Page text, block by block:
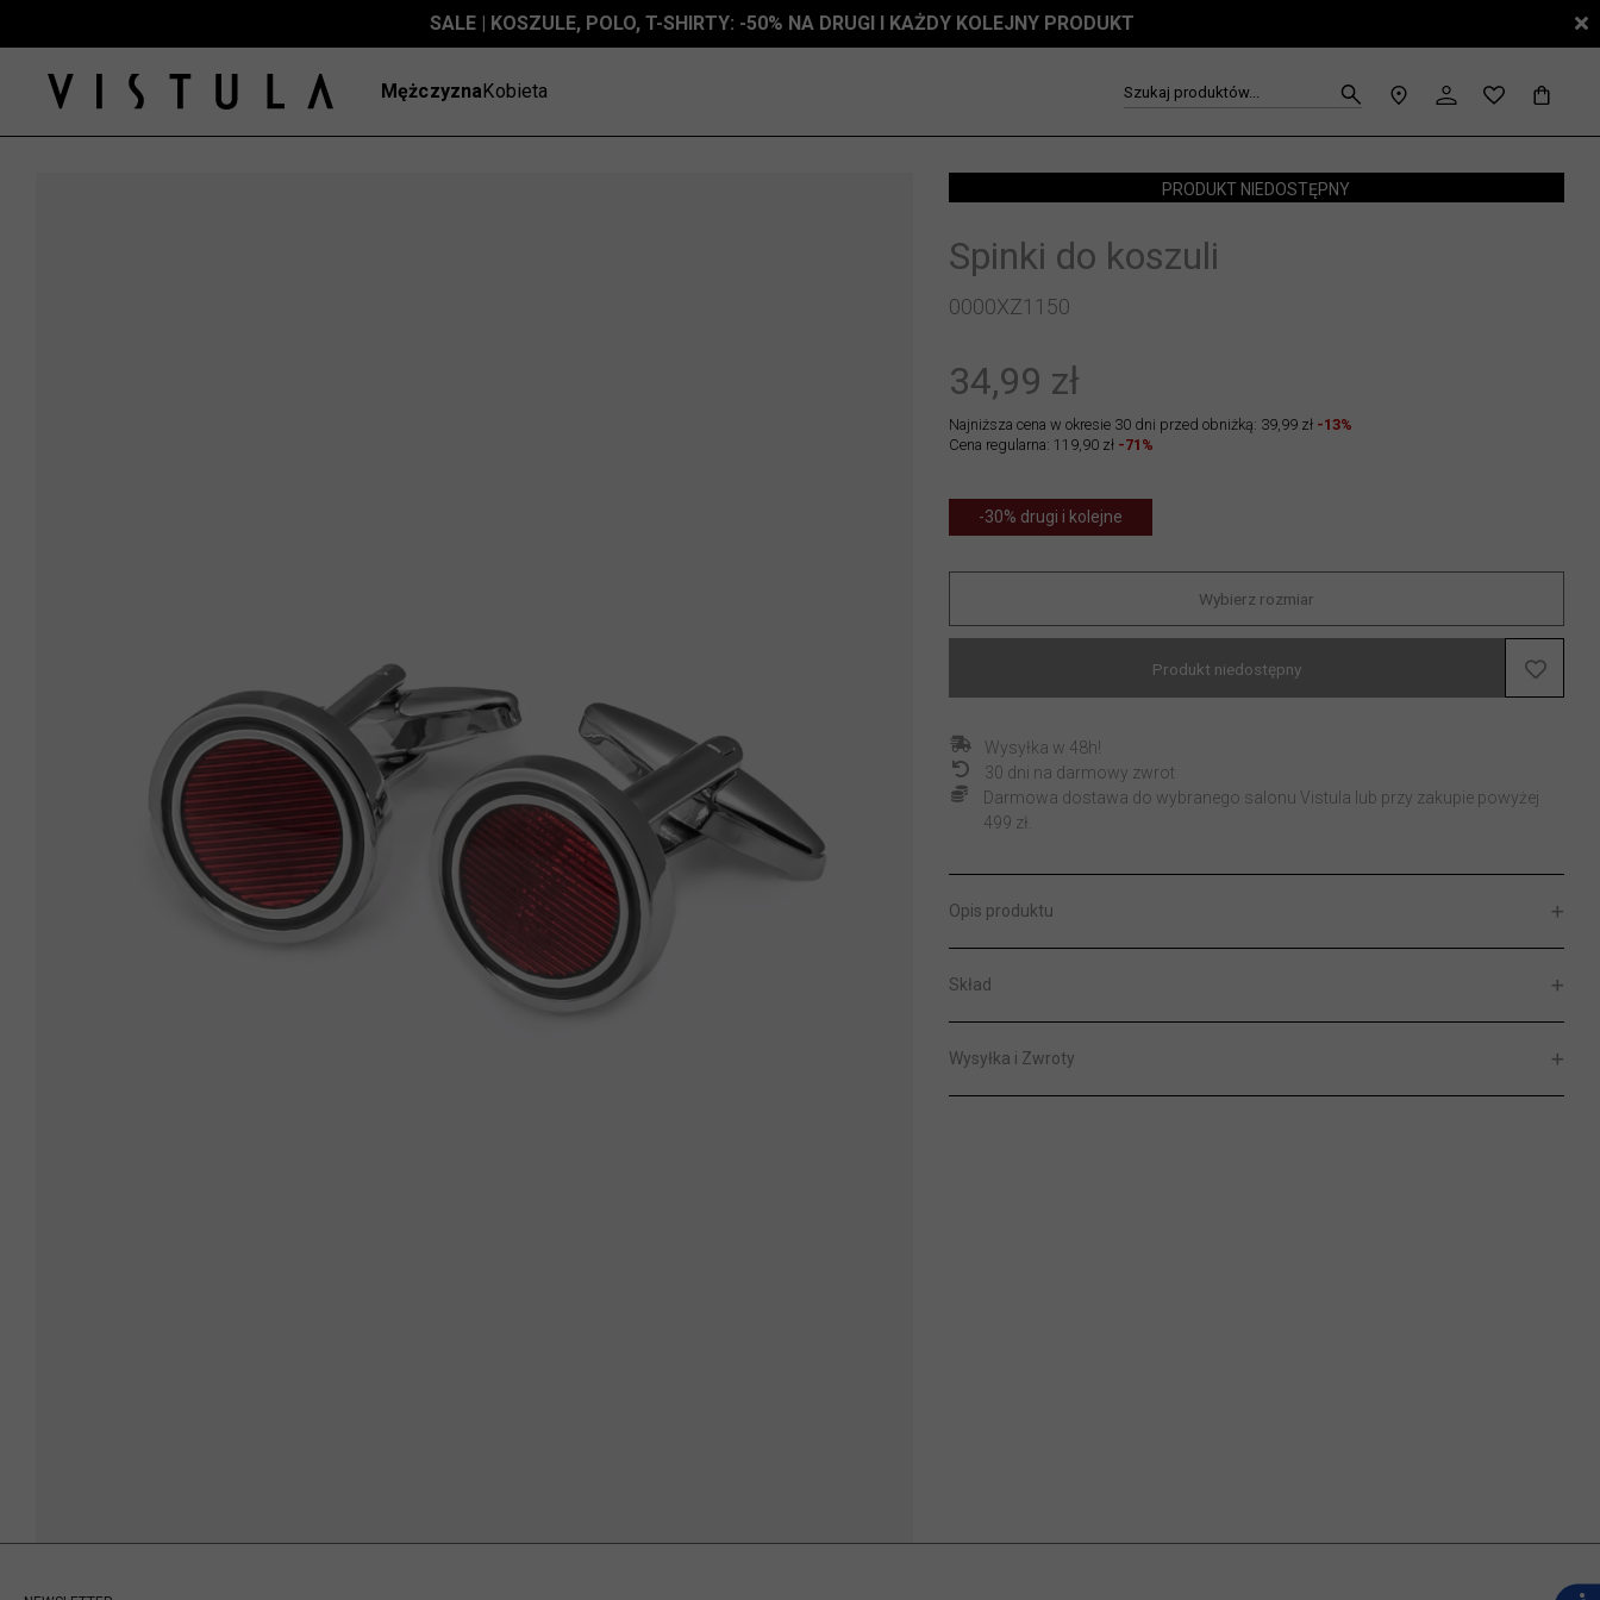
SALE | KOSZULE, POLO, T-SHIRTY: -50% NA DRUGI I KAŻDY KOLEJNY PRODUKT
MężczyznaKobieta Szukaj produktów...
PRODUKT NIEDOSTĘPNY
Spinki do koszuli
0000XZ1150
34,99 zł
Najniższa cena w okresie 30 dni przed obniżką: 39,99 zł -13%
Cena regularna: 119,90 zł -71%
-30% drugi i kolejne
Wybierz rozmiar
Produkt niedostępny
Wysyłka w 48h!
30 dni na darmowy zwrot
Darmowa dostawa do wybranego salonu Vistula lub przy zakupie powyżej
499 zł.
Opis produktu
Skład
Wysyłka i Zwroty